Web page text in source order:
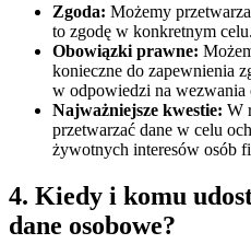
Zgoda: Możemy
to zgodę w konkretnym celu.
Obowiązki prawne:
konieczne do zapewnienia
w odpowiedzi na wezwania
Najważniejsze kwestie: W
przetwarzać dane w celu
żywotnych interesów osób
4. Kiedy i komu
dane osobowe?